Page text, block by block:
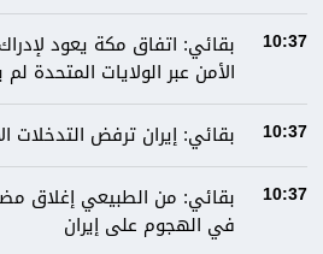
10:37
بقائي: اتفاق مكة يعود
الأمن عبر الولايات المتحدة
10:37 بقائي: إيران ترفض التدخلات
10:37
بقائي: من الطبيعي إغلاق
في الهجوم على إيران